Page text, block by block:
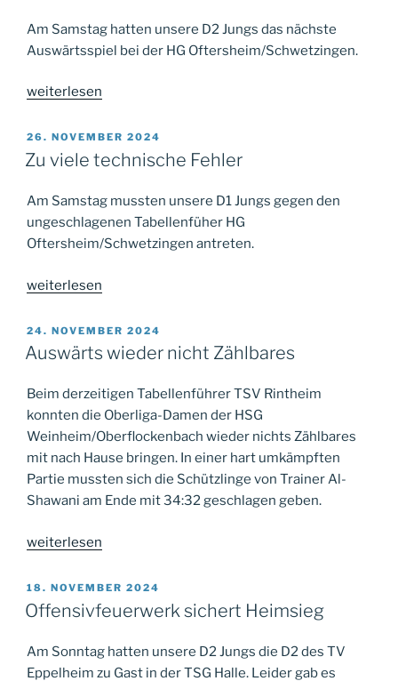
Am Samstag hatten unsere D2 Jungs das nächste
Auswärtsspiel bei der HG Oftersheim/Schwetzingen.
„Zu
im
Angrif“
weiterlesen
VERÖFFENTLICHT
AM
26. NOVEMBER 2024
Zu viele technische Fehler
Am Samstag mussten unsere D1 Jungs gegen den
ungeschlagenen Tabellenfüher HG
Oftersheim/Schwetzingen antreten.
„Zu
technische
Fehler“
weiterlesen
VERÖFFENTLICHT
AM
24. NOVEMBER 2024
Auswärts wieder nicht Zählbares
Beim derzeitigen Tabellenführer TSV Rintheim
konnten die Oberliga-Damen der HSG
Weinheim/Oberflockenbach wieder nichts Zählbares
mit nach Hause bringen. In einer hart umkämpften
Partie mussten sich die Schützlinge von Trainer Al-
Shawani am Ende mit 34:32 geschlagen geben.
„Auswärts
nicht
Zählbares“
weiterlesen
VERÖFFENTLICHT
AM
18. NOVEMBER 2024
Offensivfeuerwerk sichert Heimsieg
Am Sonntag hatten unsere D2 Jungs die D2 des TV
Eppelheim zu Gast in der TSG Halle. Leider gab es